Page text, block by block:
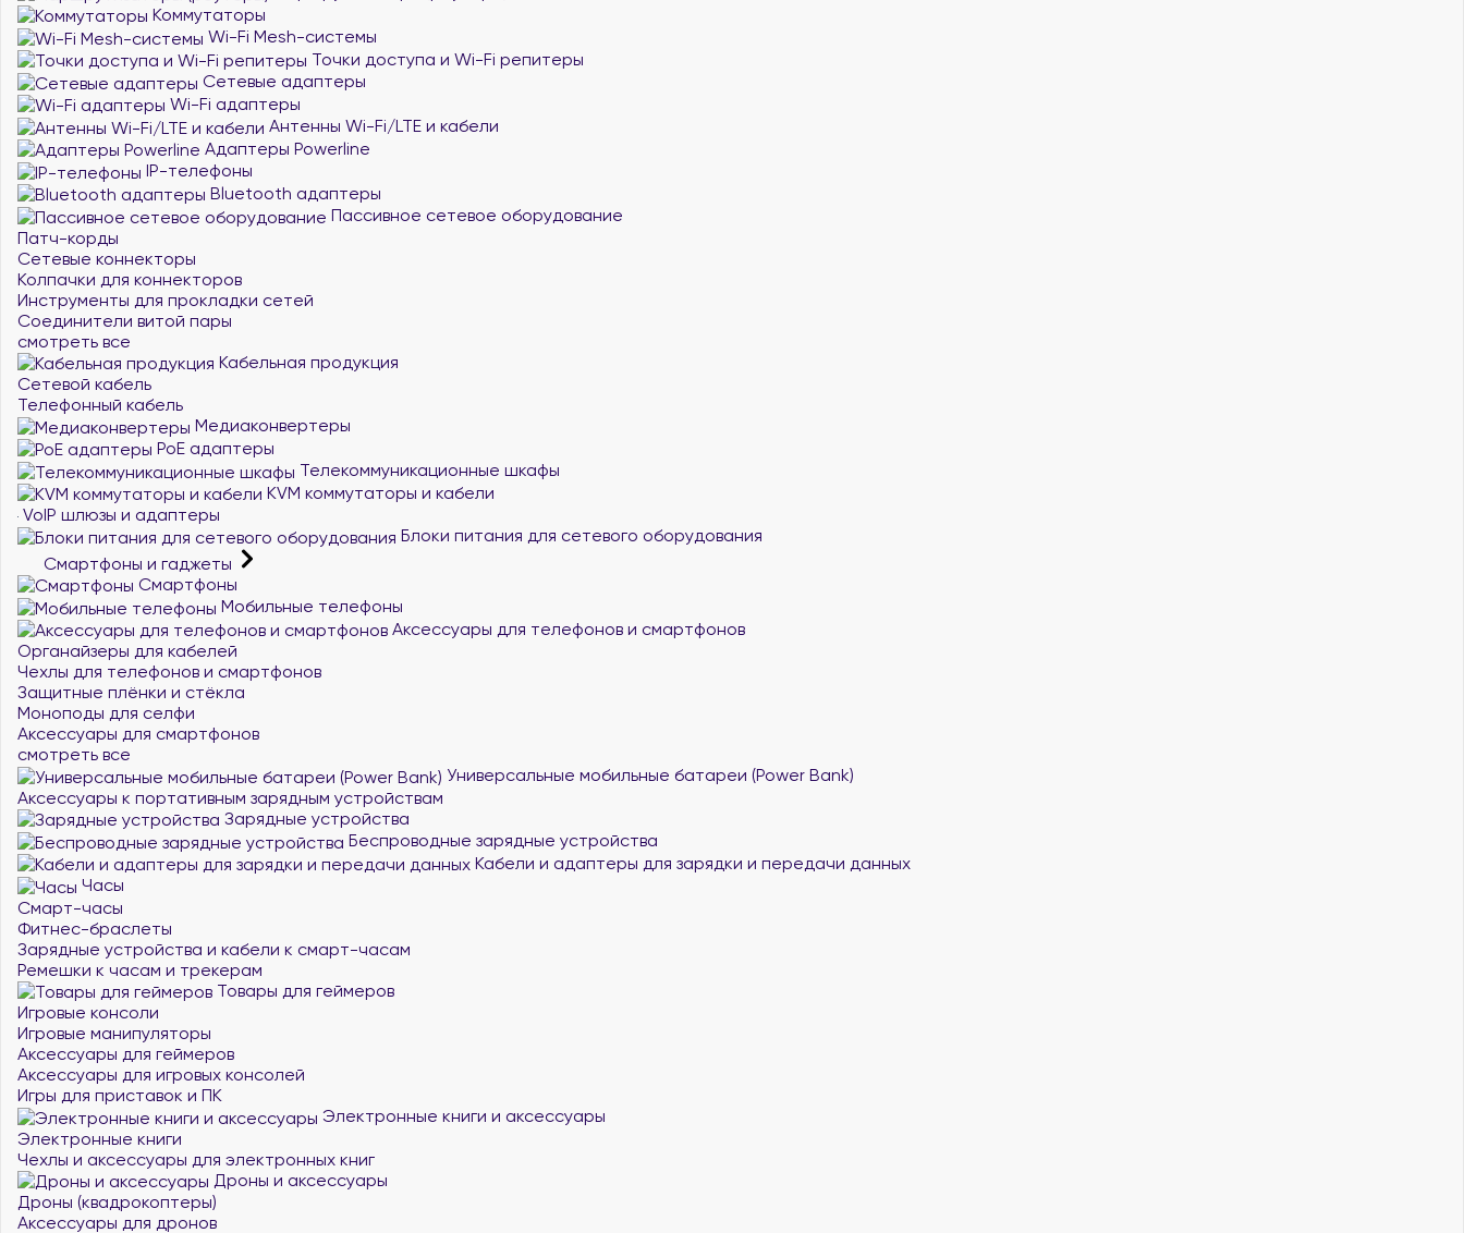
Коммутаторы
Wi-Fi Mesh-системы
Точки доступа и Wi-Fi репитеры
Сетевые адаптеры
Wi-Fi адаптеры
Антенны Wi-Fi/LTE и кабели
Адаптеры Powerline
IP-телефоны
Bluetooth адаптеры
Пассивное сетевое оборудование
Патч-корды
Сетевые коннекторы
Колпачки для коннекторов
Инструменты для прокладки сетей
Соединители витой пары
смотреть все
Кабельная продукция
Сетевой кабель
Телефонный кабель
Медиаконвертеры
PoE адаптеры
Телекоммуникационные шкафы
KVM коммутаторы и кабели
VoIP шлюзы и адаптеры
Блоки питания для сетевого оборудования
Смартфоны и гаджеты
Смартфоны
Мобильные телефоны
Аксессуары для телефонов и смартфонов
Органайзеры для кабелей
Чехлы для телефонов и смартфонов
Защитные плёнки и стёкла
Моноподы для селфи
Аксессуары для смартфонов
смотреть все
Универсальные мобильные батареи (Power Bank)
Аксессуары к портативным зарядным устройствам
Зарядные устройства
Беспроводные зарядные устройства
Кабели и адаптеры для зарядки и передачи данных
Часы
Смарт-часы
Фитнес-браслеты
Зарядные устройства и кабели к смарт-часам
Ремешки к часам и трекерам
Товары для геймеров
Игровые консоли
Игровые манипуляторы
Аксессуары для геймеров
Аксессуары для игровых консолей
Игры для приставок и ПК
Электронные книги и аксессуары
Электронные книги
Чехлы и аксессуары для электронных книг
Дроны и аксессуары
Дроны (квадрокоптеры)
Аксессуары для дронов